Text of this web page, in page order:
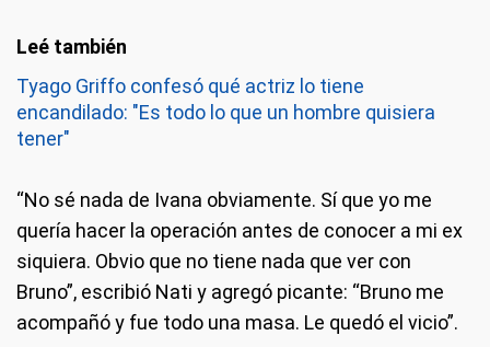
Tyago Griffo confesó qué actriz lo tiene
encandilado: "Es todo lo que un hombre quisiera
tener"
“No sé nada de Ivana obviamente. Sí que yo me
quería hacer la operación antes de conocer a mi ex
siquiera. Obvio que no tiene nada que ver con
Bruno”, escribió Nati y agregó picante: “Bruno me
acompañó y fue todo una masa. Le quedó el vicio”.